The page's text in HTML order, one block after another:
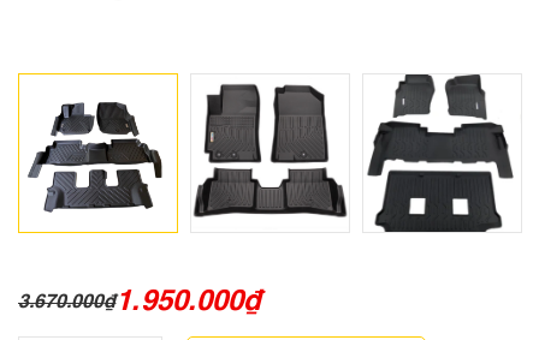
3.670.000₫1.950.000₫